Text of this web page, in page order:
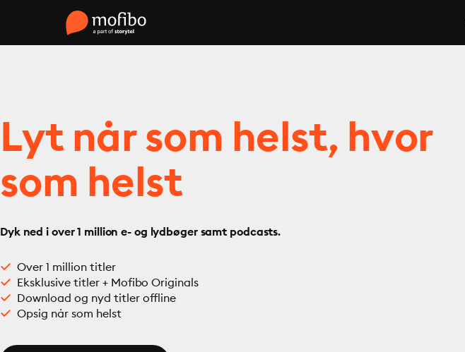
Lyt når som helst, hvor
som helst
Dyk ned i over 1 million e- og lydbøger samt podcasts.
Over 1 million titler
Eksklusive titler + Mofibo Originals
Download og nyd titler offline
Opsig når som helst